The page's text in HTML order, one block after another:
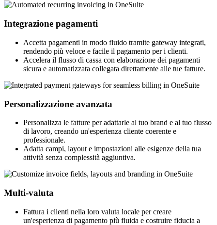
Integrazione pagamenti
Accetta pagamenti in modo fluido tramite gateway integrati,
rendendo più veloce e facile il pagamento per i clienti.
Accelera il flusso di cassa con elaborazione dei pagamenti
sicura e automatizzata collegata direttamente alle tue fatture.
Personalizzazione avanzata
Personalizza le fatture per adattarle al tuo brand e al tuo flusso
di lavoro, creando un'esperienza cliente coerente e
professionale.
Adatta campi, layout e impostazioni alle esigenze della tua
attività senza complessità aggiuntiva.
Multi-valuta
Fattura i clienti nella loro valuta locale per creare
un'esperienza di pagamento più fluida e costruire fiducia a